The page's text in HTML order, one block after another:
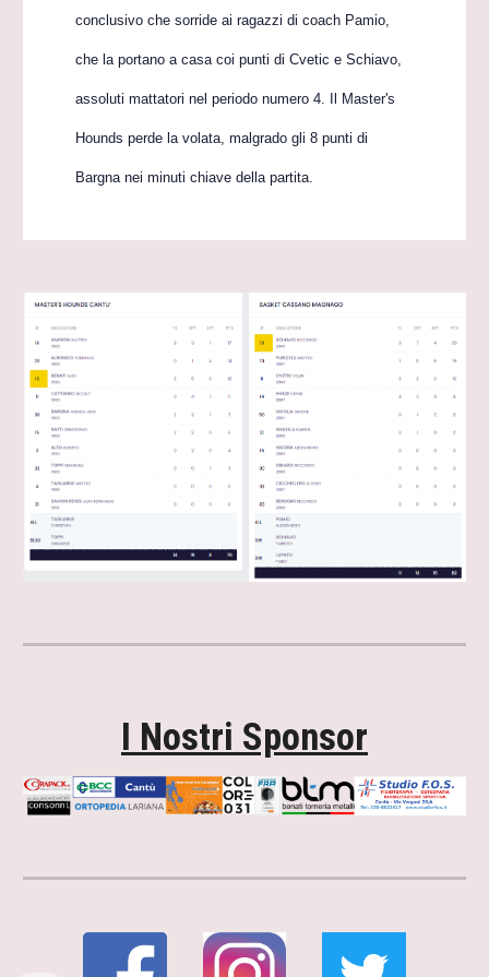
conclusivo che sorride ai ragazzi di coach Pamio,
che la portano a casa coi punti di Cvetic e Schiavo,
assoluti mattatori nel periodo numero 4. Il Master's
Hounds perde la volata, malgrado gli 8 punti di
Bargna nei minuti chiave della partita.
I Nostri Sponsor